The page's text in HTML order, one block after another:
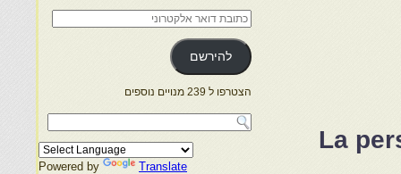
La
כתובת
דואר
אלקטרוני
להירשם
הצטרפו ל 239 מנויים נוספים
Powered by Translate